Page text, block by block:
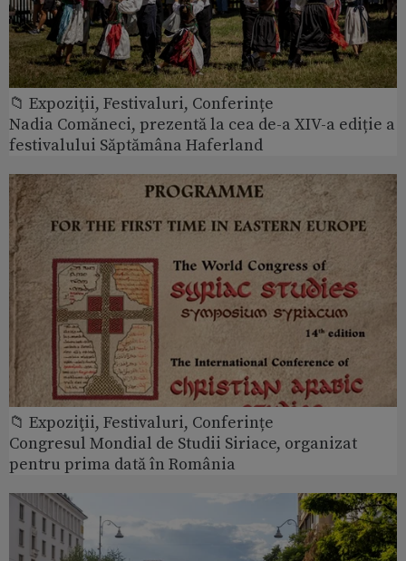
📁 Expoziţii, Festivaluri, Conferințe
Nadia Comăneci, prezentă la cea de-a XIV-a ediție a
festivalului Săptămâna Haferland
📁 Expoziţii, Festivaluri, Conferințe
Congresul Mondial de Studii Siriace, organizat
pentru prima dată în România